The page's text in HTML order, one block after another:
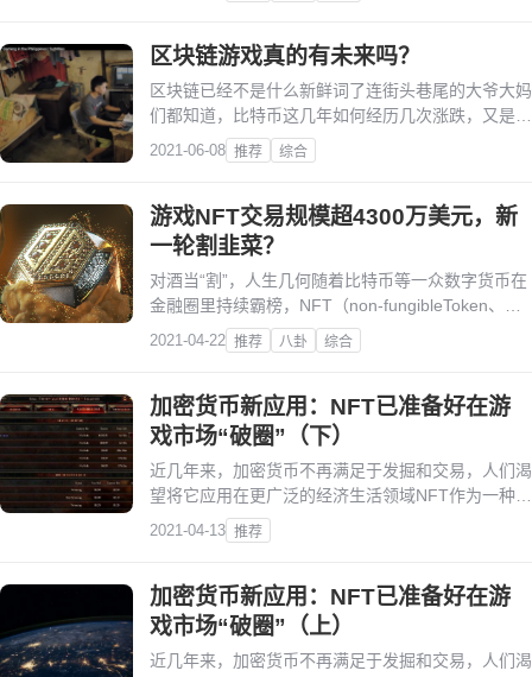
与销售平台。
区块链游戏真的有未来吗？
区块链已经不是什么新鲜词了连街头巷尾的大爷大妈
们都知道，比特币这几年如何经历几次涨跌，又是如
何爆掉人们的仓对于不同的人，这显然有截然不同的
意味：有些人深陷其中，把自己的命运交给波动超过
输掉所有；另外的人们仅仅把这看成一场热闹的戏
剧、一个浩大的骗局，安全...
2021-06-08 推荐 综合
游戏NFT交易规模超4300万美元，新
一轮割韭菜？
对酒当“割”，人生几何随着比特币等一众数字货币在
金融圈里持续霸榜，NFT（non-fungibleToken、非
同质化通证）作为最早出圈儿的代币，以其非同质
化、不可拆分的特性，在艺术收藏品领域大放异彩。
2021-04-22 推荐 八卦 综合
加密货币新应用：NFT已准备好在游
戏市场“破圈”（下）
近几年来，加密货币不再满足于发掘和交易，人们渴
望将它应用在更广泛的经济生活领域NFT作为一种非
同质化代币，具有帮助验证资产真实性的功能。
2021-04-13 推荐
加密货币新应用：NFT已准备好在游
戏市场“破圈”（上）
近几年来，加密货币不再满足于发掘和交易，人们渴